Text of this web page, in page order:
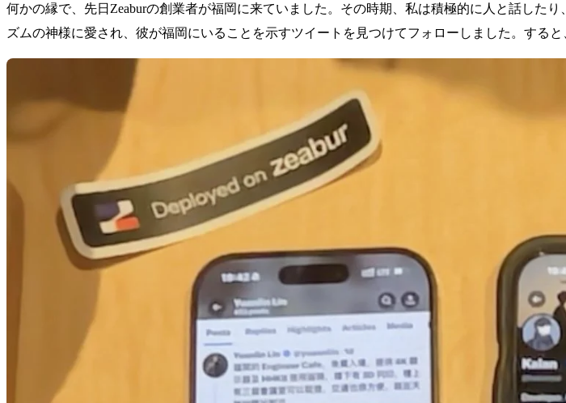
何かの縁で、先日Zeaburの創業者が福岡に来ていました。その時期、私は積極的に人と話した
ズムの神様に愛され、彼が福岡にいることを示すツイートを見つけてフォローしました。する